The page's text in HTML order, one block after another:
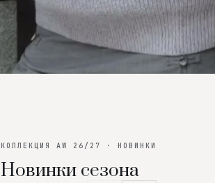
КОЛЛЕКЦИЯ AW 26/27 · НОВИНКИ
Новинки сезона